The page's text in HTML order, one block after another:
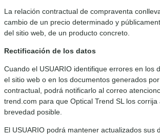
La relación contractual de compraventa
cambio de un precio determinado y
del sitio web, de un producto concreto.
Rectificación de los datos
Cuando el USUARIO identifique errores en los
el sitio web o en los documentos generados
contractual, podrá notificarlo al correo
trend.com para que Optical Trend SL los corrija
brevedad posible.
El USUARIO podrá mantener actualizados sus